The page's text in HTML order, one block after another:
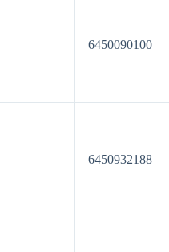
6450090100
6450932188